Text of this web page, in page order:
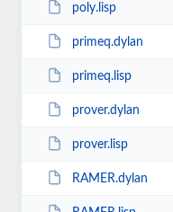
poly.lisp
primeq.dylan
primeq.lisp
prover.dylan
prover.lisp
RAMER.dylan